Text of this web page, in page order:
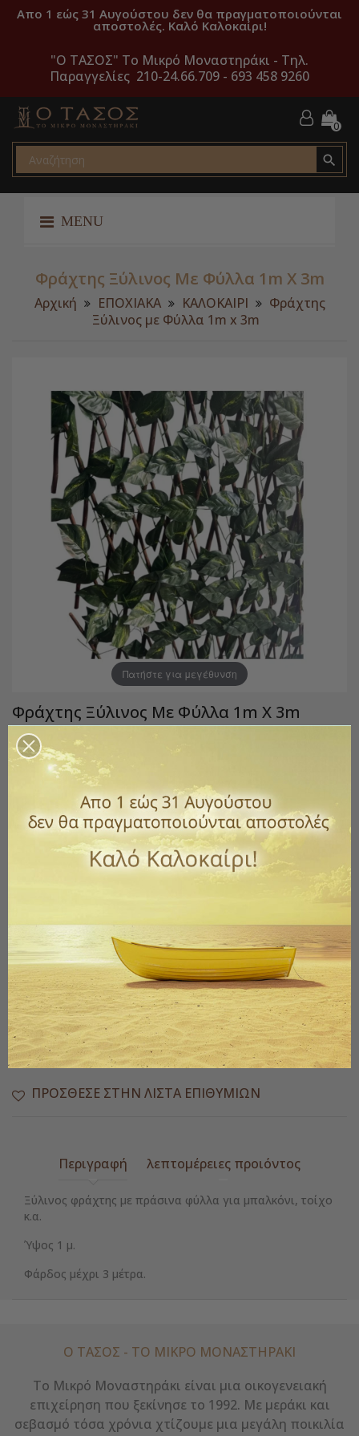
Απο 1 εώς 31 Αυγούστου δεν θα πραγματοποιούνται
αποστολές. Καλό Καλοκαίρι!
"O ΤΑΣΟΣ" Το Μικρό Μοναστηράκι - Τηλ.
Παραγγελίες 210-24.66.709 - 693 458 9260
0

MENU
Φράχτης Ξύλινος Με Φύλλα 1m X 3m
Αρχική ΕΠΟΧΙΑΚΑ ΚΑΛΟΚΑΙΡΙ
Φράχτης
Ξύλινος με Φύλλα 1m x 3m
Πατήστε για μεγέθυνση
Φράχτης Ξύλινος Με Φύλλα 1m X 3m
Κωδικός sum-61
15,00 €
Ξύλινος φράχτης με πράσινα φύλλα για μπαλκόνι, τοίχο κ.α.
Ποσότητα
ΑΓΟΡΆ
 Διαθέσιμο
Παράδοση 1 έως 3 ημέρες
ΠΡΌΣΘΕΣΕ ΣΤΗΝ ΛΊΣΤΑ ΕΠΙΘΥΜΙΏΝ
Περιγραφή λεπτομέρειες προιόντος
Ξύλινος φράχτης με πράσινα φύλλα για μπαλκόνι, τοίχο
κ.α.
Ύψος 1 μ.
Φάρδος μέχρι 3 μέτρα.
Ο ΤΑΣΟΣ - ΤΟ ΜΙΚΡΌ ΜΟΝΑΣΤΗΡΆΚΙ
Το Μικρό Μοναστηράκι είναι μια οικογενειακή
επιχείρηση που ξεκίνησε το 1992. Με μεράκι και
σεβασμό τόσα χρόνια χτίζουμε μια μεγάλη ποικιλία